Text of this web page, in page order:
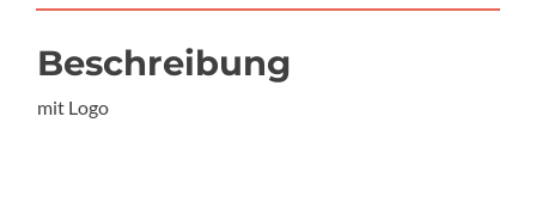
Beschreibung
mit Logo